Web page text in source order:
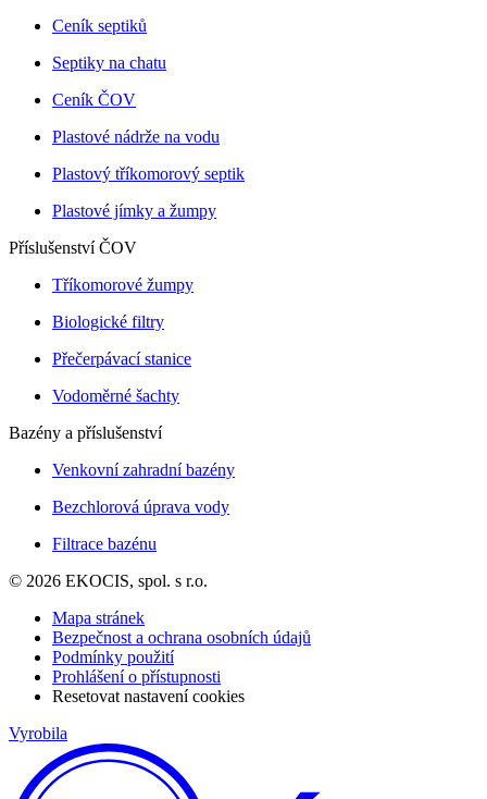
Ceník septiků
Septiky na chatu
Ceník ČOV
Plastové nádrže na vodu
Plastový tříkomorový septik
Plastové jímky a žumpy
Příslušenství ČOV
Tříkomorové žumpy
Biologické filtry
Přečerpávací stanice
Vodoměrné šachty
Bazény a příslušenství
Venkovní zahradní bazény
Bezchlorová úprava vody
Filtrace bazénu
© 2026 EKOCIS, spol. s r.o.
Mapa stránek
Bezpečnost a ochrana osobních údajů
Podmínky použití
Prohlášení o přístupnosti
Resetovat nastavení cookies
Vyrobila